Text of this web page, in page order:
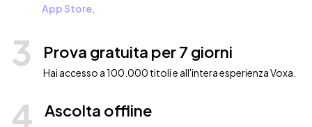
App Store
3 Prova gratuita per 7 giorni
Hai accesso a 100.000 titoli e all'intera esperienza Voxa.
4 Ascolta offline